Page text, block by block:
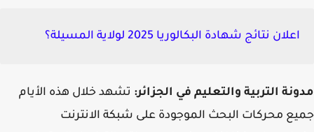
اعلان نتائج شهادة البكالوريا 2025 لولاية المسيلة؟
التربية والتعليم في الجزائر:تشهد خلال هذه الأيام
محركات البحث الموجودة على شبكة الانترنت